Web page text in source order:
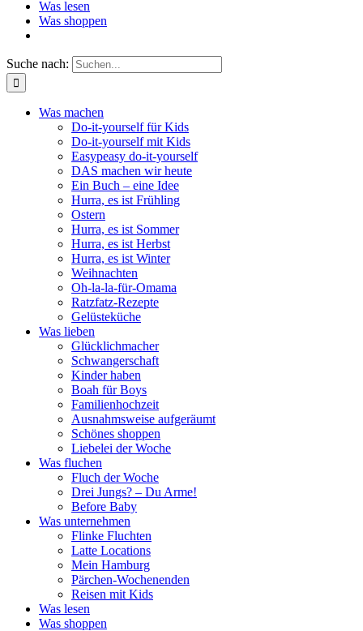
Was lesen
Was shoppen
Suche nach:
Was machen
Do-it-yourself für Kids
Do-it-yourself mit Kids
Easypeasy do-it-yourself
DAS machen wir heute
Ein Buch – eine Idee
Hurra, es ist Frühling
Ostern
Hurra, es ist Sommer
Hurra, es ist Herbst
Hurra, es ist Winter
Weihnachten
Oh-la-la-für-Omama
Ratzfatz-Rezepte
Gelüsteküche
Was lieben
Glücklichmacher
Schwangerschaft
Kinder haben
Boah für Boys
Familienhochzeit
Ausnahmsweise aufgeräumt
Schönes shoppen
Liebelei der Woche
Was fluchen
Fluch der Woche
Drei Jungs? – Du Arme!
Before Baby
Was unternehmen
Flinke Fluchten
Latte Locations
Mein Hamburg
Pärchen-Wochenenden
Reisen mit Kids
Was lesen
Was shoppen